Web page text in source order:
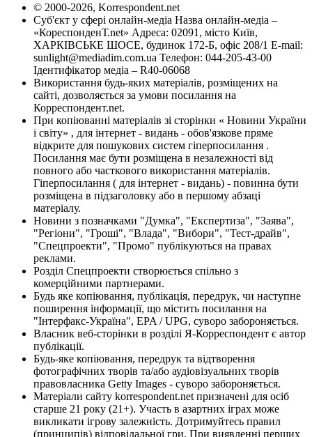
© 2000-2026, Korrespondent.net
Суб'єкт у сфері онлайн-медіа Назва онлайн-медіа –
«КореспонденТ.net» Адреса: 02091, місто Київ,
ХАРКІВСЬКЕ ШОСЕ, будинок 172-Б, офіс 208/1 E-mail:
sunlight@mediadim.com.ua Телефон: 044-205-43-00
Ідентифікатор медіа – R40-06068
Використання будь-яких матеріалів, розміщених на
сайті, дозволяється за умови посилання на
Корреспондент.net.
При копіюванні матеріалів зі сторінки « Новини України
і світу» , для інтернет - видань - обов'язкове пряме
відкрите для пошукових систем гіперпосилання .
Посилання має бути розміщена в незалежності від
повного або часткового використання матеріалів.
Гіперпосилання ( для інтернет - видань) - повинна бути
розміщена в підзаголовку або в першому абзаці
матеріалу.
Новини з позначками "Думка", "Експертиза", "Заява",
"Регіони", "Гроші", "Влада", "Вибори", "Тест-драйв",
"Спецпроекти", "Промо" публікуються на правах
реклами.
Розділ Спецпроекти створюється спільно з
комерційними партнерами.
Будь яке копіювання, публікація, передрук, чи наступне
поширення інформації, що містить посилання на
"Інтерфакс-Україна", EPA / UPG, суворо забороняється.
Власник веб-сторінки в розділі Я-Корреспондент є автор
публікації.
Будь-яке копіювання, передрук та відтворення
фотографічних творів та/або аудіовізуальних творів
правовласника Getty Images - суворо забороняється.
Матеріали сайту korrespondent.net призначені для осіб
старше 21 року (21+). Участь в азартних іграх може
викликати ігрову залежність. Дотримуйтесь правил
(принципів) відповідальної гри. При виявленні перших